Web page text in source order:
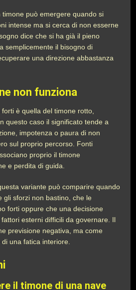
può emergere quando si
intense ma si cerca di non esserne
dice che si ha già il pieno
semplicemente il bisogno di
una direzione abbastanza
non funziona
è quella del timone rotto,
questo caso il significato tende a
impotenza o paura di non
sul proprio percorso. Fonti
proprio il timone
e perdita di guida.
variante può comparire quando
gli sforzi non bastino, che le
forti oppure che una decisione
esterni difficili da governare. Il
previsione negativa, ma come
una fatica interiore.
il timone di una nave